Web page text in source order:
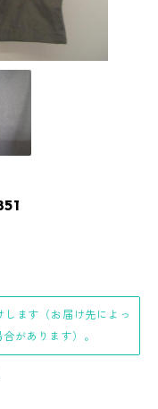
ます（お届け先によっ
があります）。